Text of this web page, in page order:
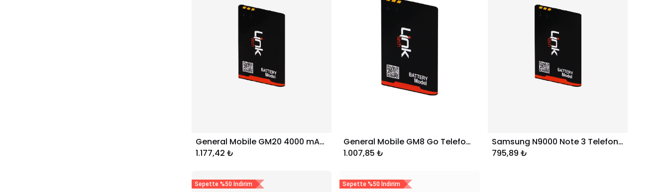
Sepete Ekle
General Mobile GM20 4000 mAH Telefon Bataryası
1.177,42 ₺
Sepete Ekle
General Mobile GM8 Go Telefon Bataryası
1.007,85 ₺
Sepete Ekle
Samsung N9000 Note 3 Telefon Bataryası
795,89 ₺
Sepette %50 İndirim Sepette %50 İndirim